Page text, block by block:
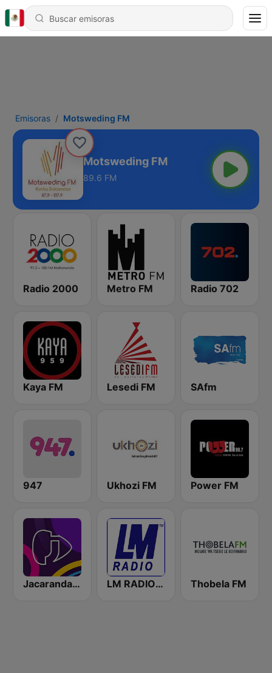
Emisoras Motsweding FM
Motsweding FM
89.6 FM
Radio 2000 Metro FM Radio 702
Kaya FM Lesedi FM SAfm
947 Ukhozi FM Power FM
Jacaranda FM LM RADIO - Happy Listening !! Thobela FM